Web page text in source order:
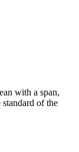
with a span,
of the